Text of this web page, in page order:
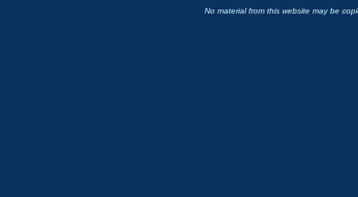
No material from this website may be